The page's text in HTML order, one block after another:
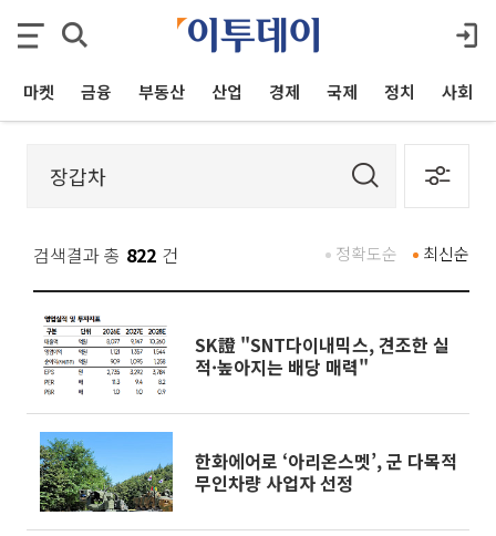
마켓 금융 부동산 산업 경제 국제 정치 사회
검색결과 총 822 건 최신순
정확도순
SK證 "SNT다이내믹스, 견조한 실
적·높아지는 배당 매력"
한화에어로 ‘아리온스멧’, 군 다목적
무인차량 사업자 선정